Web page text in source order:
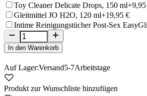
Toy Cleaner Delicate Drops, 150 ml
Gleitmittel JO H2O, 120 ml+19,95 €
Intime Reinigungstücher Post-Sex
In den Warenkorb
Auf Lager:Versand5-7Arbeitstage
Produkt zur Wunschliste hinzufügen